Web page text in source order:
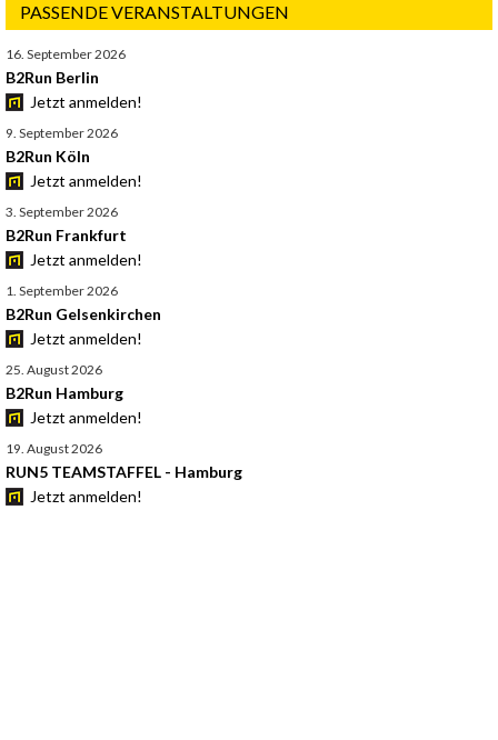
PASSENDE VERANSTALTUNGEN
16. September 2026
B2Run Berlin
Jetzt anmelden!
9. September 2026
B2Run Köln
Jetzt anmelden!
3. September 2026
B2Run Frankfurt
Jetzt anmelden!
1. September 2026
B2Run Gelsenkirchen
Jetzt anmelden!
25. August 2026
B2Run Hamburg
Jetzt anmelden!
19. August 2026
RUN5 TEAMSTAFFEL - Hamburg
Jetzt anmelden!